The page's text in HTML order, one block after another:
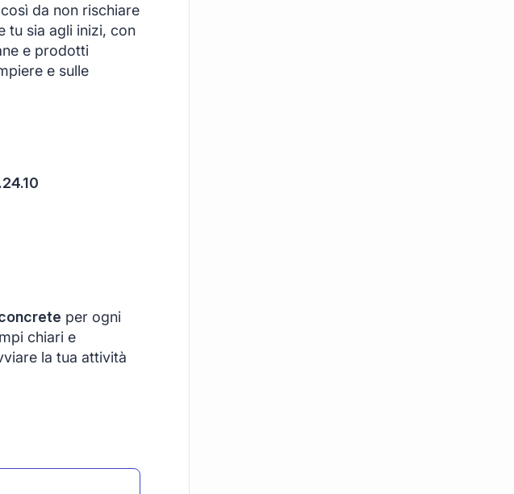
da non rischiare
tu sia agli inizi, con
e prodotti
e sulle
per ogni
chiari e
la tua attività